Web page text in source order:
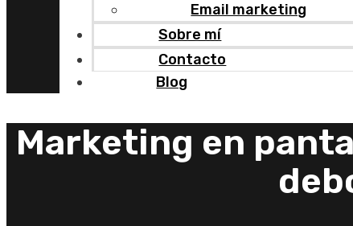
Email marketing
Sobre mí
Contacto
Blog
Marketing en